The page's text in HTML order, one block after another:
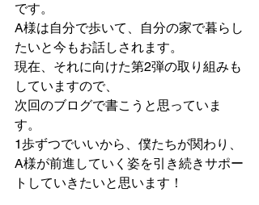
です。
A様は自分で歩いて、自分の家で暮らし
たいと今もお話しされます。
現在、それに向けた第2弾の取り組みも
していますので、
次回のブログで書こうと思っていま
す。
1歩ずつでいいから、僕たちが関わり、
A様が前進していく姿を引き続きサポー
トしていきたいと思います！